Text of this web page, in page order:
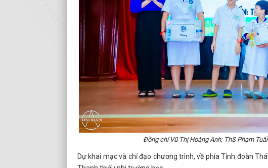
Đồng chí Vũ Thị Hoàng Anh; ThS Phạm
Dự khai mạc và chỉ đạo chương trình, về phía Tỉnh đoàn